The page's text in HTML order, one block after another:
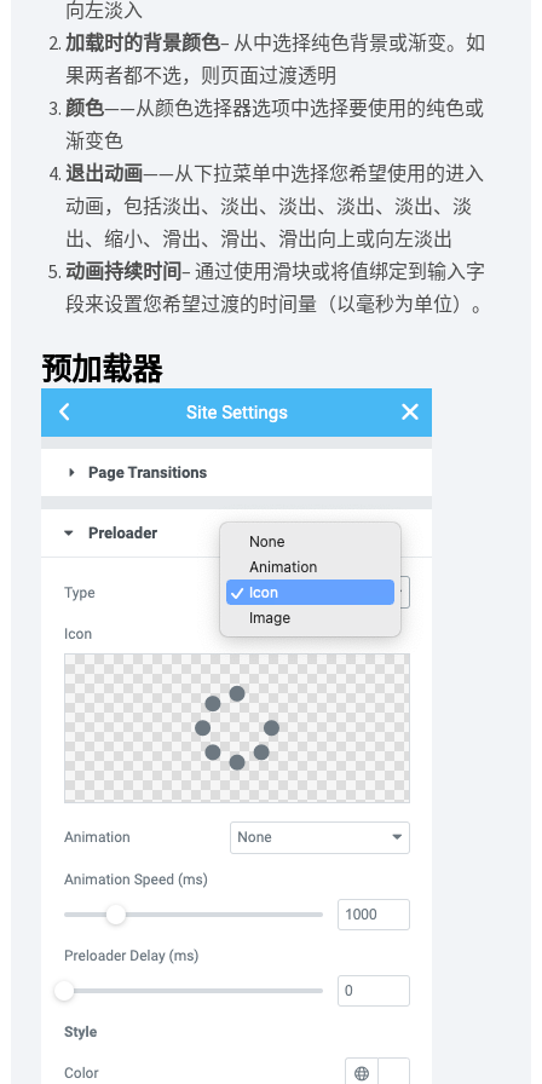
向左淡入
加载时的背景颜色– 从中​​选择纯色背景或渐变。如
果两者都不选，则页面过渡透明
颜色——从颜色选择器选项中选择要使用的纯色或
渐变色
退出动画——从下拉菜单中选择您希望使用的进入
动画，包括淡出、淡出、淡出、淡出、淡出、淡
出、缩小、滑出、滑出、滑出向上或向左淡出
动画持续时间– 通过使用滑块或将值绑定到输入字
段来设置您希望过渡的时间量（以毫秒为单位）。
预加载器